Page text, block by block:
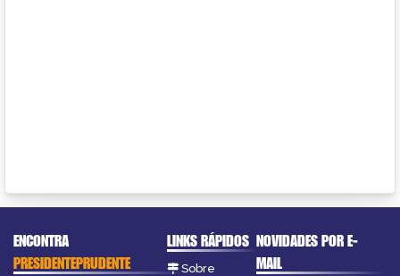
ENCONTRA
PRESIDENTEPRUDENTE
LINKS RÁPIDOS
Sobre
NOVIDADES POR E-
MAIL